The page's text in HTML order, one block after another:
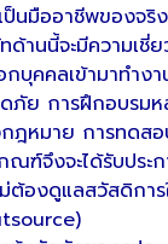
ป็นมืออาชีพของจริ
ทด้านนี้จะมีความเ
กบุคคลเข้ามาทำงา
ภัย การฝึกอบรม
ฎหมาย การทดสอ
ณฑ์จึงจะได้รับประ
ต้องดูแลสวัสดิการ